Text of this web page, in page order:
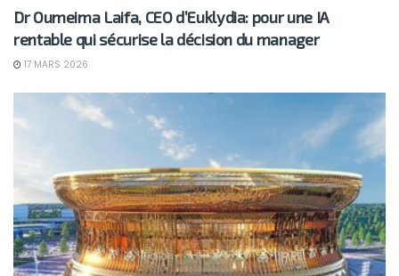
Dr Oumeima Laifa, CEO d’Euklydia: pour une IA
rentable qui sécurise la décision du manager
17 MARS 2026